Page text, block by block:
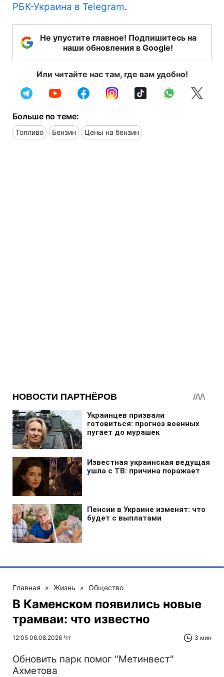
РБК-Украина в Telegram.
Не упустите главное! Подпишитесь на
наши обновления в Google!
Или читайте нас там, где вам удобно!
Больше по теме:
Топливо Бензин Цены на бензин
Главная » Жизнь » Общество
В Каменском появились новые
трамваи: что известно
12:05 06.08.2026 Чт 3 мин
Обновить парк помог "Метинвест"
Ахметова